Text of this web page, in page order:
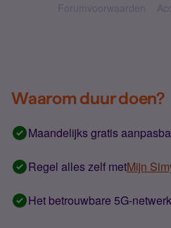
Forumvoorwaarden
Waarom duur doen?
Maandelijks gratis
Regel alles zelf metMijn
Het betrouwbare 5G-